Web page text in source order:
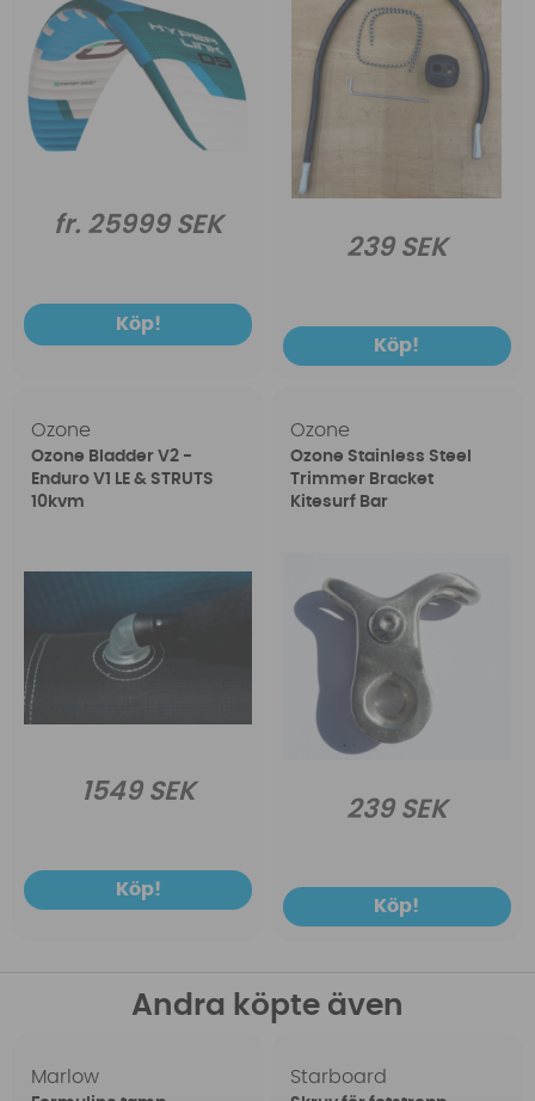
fr. 25999 SEK
Köp!
239 SEK
Köp!
Ozone
Ozone Bladder V2 -
Enduro V1 LE & STRUTS
10kvm
1549 SEK
Köp!
Ozone
Ozone Stainless Steel
Trimmer Bracket
Kitesurf Bar
239 SEK
Köp!
Andra köpte även
Marlow Starboard